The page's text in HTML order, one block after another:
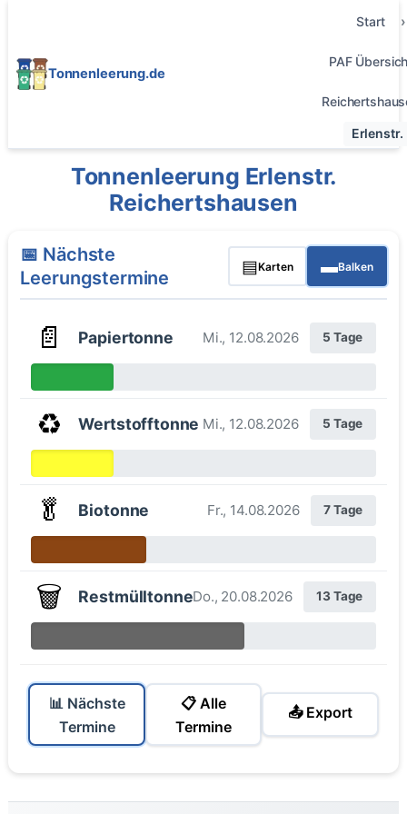
Tonnenleerung.de
Start
PAF
Erlenstr.
Tonnenleerung Erlenstr.
Reichertshausen
📅 Nächste
Leerungstermine
▤Karten ▬Balken
📄 Papiertonne Mi., 12.08.2026 5 Tage
♻️ Wertstofftonne Mi., 12.08.2026 5 Tage
🥬 Biotonne Fr., 14.08.2026 7 Tage
🗑️ RestmülltonneDo., 20.08.2026 13 Tage
📊 Nächste
Termine
📋 Alle
Termine
📤 Export